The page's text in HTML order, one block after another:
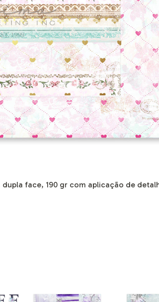
face, 190 gr com aplicação de